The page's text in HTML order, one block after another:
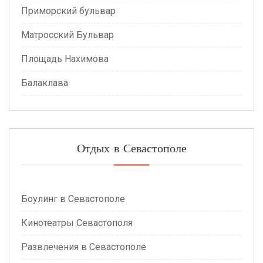
Приморский бульвар
Матросский Бульвар
Площадь Нахимова
Балаклава
Отдых в Севастополе
Боулинг в Севастополе
Кинотеатры Севастополя
Развлечения в Севастополе